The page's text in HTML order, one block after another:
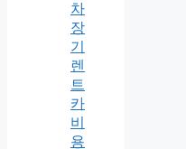
차
장
기
렌
트
카
비
용